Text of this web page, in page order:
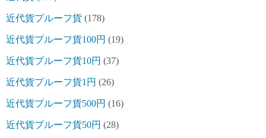
近代貨プルーフ貨 (178)
近代貨プルーフ貨100円 (19)
近代貨プルーフ貨10円 (37)
近代貨プルーフ貨1円 (26)
近代貨プルーフ貨500円 (16)
近代貨プルーフ貨50円 (28)